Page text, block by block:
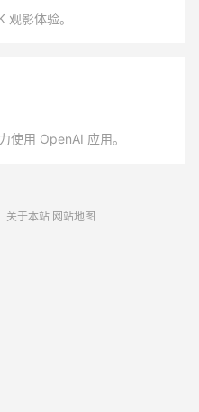
影体验。
使用 OpenAI 应用。
关于本站 网站地图